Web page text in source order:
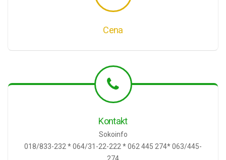
Cena
Kontakt
Sokoinfo
018/833-232 * 064/31-22-222 * 062 445 274* 063/445-